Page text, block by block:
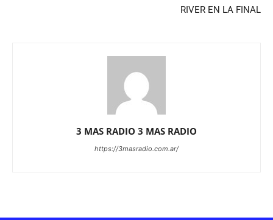
RIVER EN LA FINAL
3 MAS RADIO 3 MAS RADIO
https://3masradio.com.ar/